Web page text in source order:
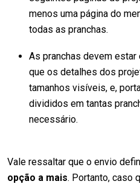
menos uma página do
todas as pranchas.
As pranchas devem
que os detalhes dos
tamanhos visíveis, e,
divididos em tantas
necessário.
Vale ressaltar que o envio
opção a mais. Portanto, caso